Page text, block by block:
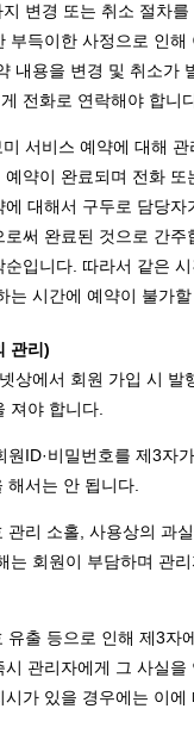
변경 또는 취소 절차를
부득이한 사정으로 인
내용을 변경 및 취소가
전화로 연락해야 합니
서비스 예약에 대해
약이 완료되며 전화 또
대해서 구두로 담당자
써 완료된 것으로 간주
입니다. 따라서 같은
는 시간에 예약이 불가할
관리)
상에서 회원 가입 시 발
져야 합니다.
원ID·비밀번호를 제3자
해서는 안 됩니다.
관리 소홀, 사용상의 과
는 회원이 부담하며 관
유출 등으로 인해 제3자
관리자에게 그 사실을
가 있을 경우에는 이에